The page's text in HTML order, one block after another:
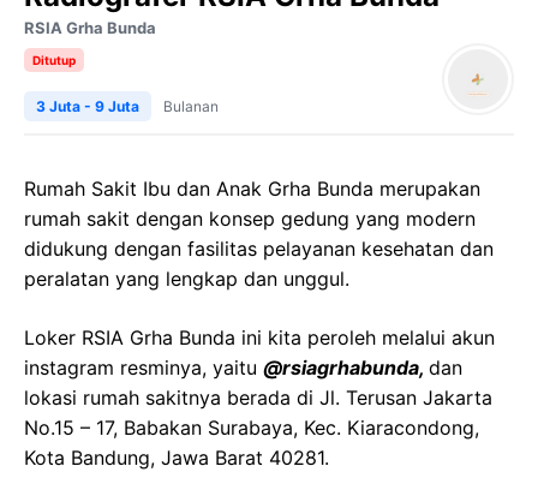
RSIA Grha Bunda
Ditutup
3 Juta - 9 Juta Bulanan
Rumah Sakit Ibu dan Anak Grha Bunda merupakan
rumah sakit dengan konsep gedung yang modern
didukung dengan fasilitas pelayanan kesehatan dan
peralatan yang lengkap dan unggul.
Loker RSIA Grha Bunda ini kita peroleh melalui akun
instagram resminya, yaitu @rsiagrhabunda, dan
lokasi rumah sakitnya berada di Jl. Terusan Jakarta
No.15 – 17, Babakan Surabaya, Kec. Kiaracondong,
Kota Bandung, Jawa Barat 40281.